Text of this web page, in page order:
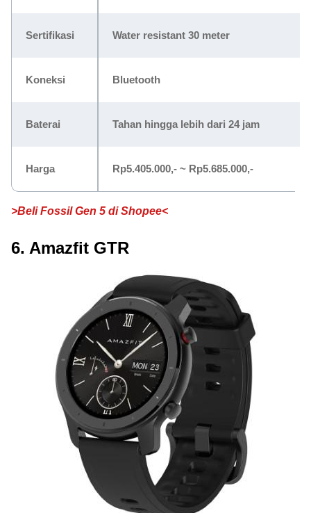
Sertifikasi Water resistant 30 meter
Koneksi Bluetooth
Baterai Tahan hingga lebih dari 24 jam
Harga Rp5.405.000,- ~ Rp5.685.000,-
>Beli Fossil Gen 5 di Shopee<
6. Amazfit GTR